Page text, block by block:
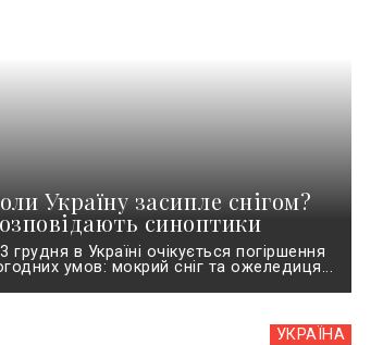
Україну засипле снігом?
синоптики
грудня в Україні очікується погіршення
умов: мокрий сніг та ожеледиця...
УКРАЇНА